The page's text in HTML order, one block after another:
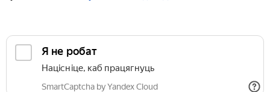
Я не робат
Націсніце, каб працягнуць
SmartCaptcha by Yandex Cloud